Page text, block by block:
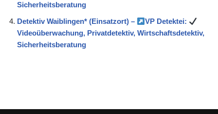
Sicherheitsberatung
Detektiv Waiblingen* (Einsatzort) –
VP Detektei:
Videoüberwachung, Privatdetektiv, Wirtschaftsdetektiv,
Sicherheitsberatung